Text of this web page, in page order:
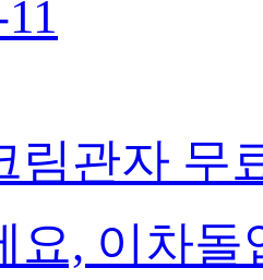
림관자 무
요, 이차